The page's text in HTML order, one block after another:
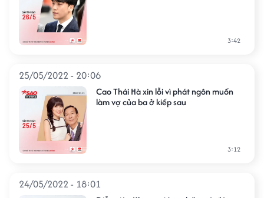
3:42
25/05/2022 - 20:06
Cao Thái Hà xin lỗi vì phát ngôn muốn
làm vợ của ba ở kiếp sau
3:12
24/05/2022 - 18:01